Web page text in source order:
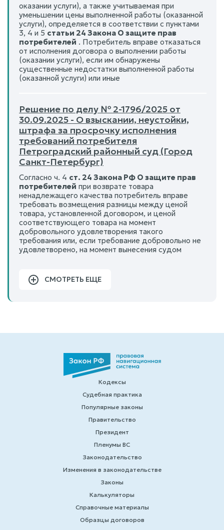
оказании услуги), а также учитываемая при
уменьшении цены выполненной работы (оказанной
услуги), определяется в соответствии с пунктами
3, 4 и 5 статьи 24 Закона О защите прав
потребителей . Потребитель вправе отказаться
от исполнения договора о выполнении работы
(оказании услуги), если им обнаружены
существенные недостатки выполненной работы
(оказанной услуги) или иные
Решение по делу № 2-1796/2025 от
30.09.2025 - О взыскании, неустойки,
штрафа за просрочку исполнения
требований потребителя
Петроградский районный суд (Город
Санкт-Петербург)
Согласно ч. 4 ст. 24 Закона РФ О защите прав
потребителей при возврате товара
ненадлежащего качества потребитель вправе
требовать возмещения разницы между ценой
товара, установленной договором, и ценой
соответствующего товара на момент
добровольного удовлетворения такого
требования или, если требование добровольно не
удовлетворено, на момент вынесения судом
СМОТРЕТЬ ЕЩЕ
Кодексы
Судебная практика
Популярные законы
Правительство
Президент
Пленумы ВС
Законодательство
Изменения в законодательстве
Законы
Калькуляторы
Справочные материалы
Образцы договоров